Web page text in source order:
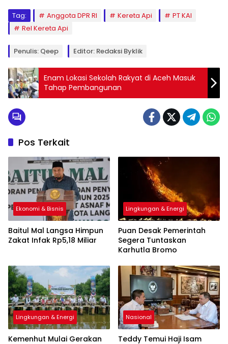
Tag: Anggota DPR RI Kereta Api
PT KAI
Rel Kereta Api
Penulis: Qeep Editor: Redaksi Byklik
Enam Lokasi Sekolah Rakyat di Aceh Masuk
Tahap Pembangunan
Pos Terkait
Ekonomi & Bisnis
Baitul Mal Langsa Himpun
Zakat Infak Rp5,18 Miliar
Lingkungan & Energi
Puan Desak Pemerintah
Segera Tuntaskan
Karhutla Bromo
Lingkungan & Energi
Kemenhut Mulai Gerakan
Nasional
Teddy Temui Haji Isam